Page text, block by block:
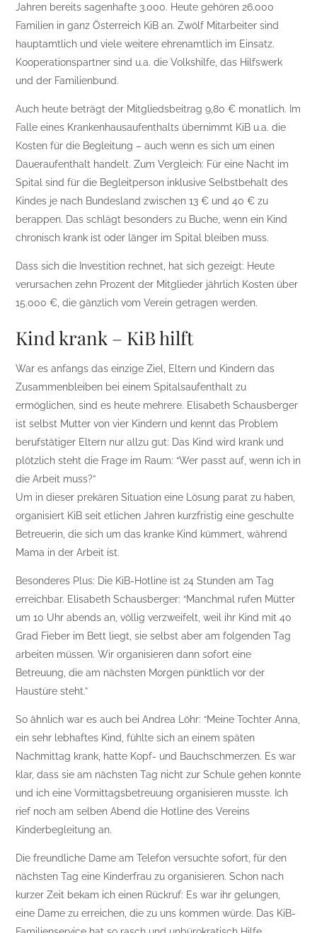
Jahren bereits sagenhafte 3.000. Heute gehören 26.000
Familien in ganz Österreich KiB an. Zwölf Mitarbeiter sind
hauptamtlich und viele weitere ehrenamtlich im Einsatz.
Kooperationspartner sind u.a. die Volkshilfe, das Hilfswerk
und der Familienbund.
Auch heute beträgt der Mitgliedsbeitrag 9,80 € monatlich. Im
Falle eines Krankenhausaufenthalts übernimmt KiB u.a. die
Kosten für die Begleitung – auch wenn es sich um einen
Daueraufenthalt handelt. Zum Vergleich: Für eine Nacht im
Spital sind für die Begleitperson inklusive Selbstbehalt des
Kindes je nach Bundesland zwischen 13 € und 40 € zu
berappen. Das schlägt besonders zu Buche, wenn ein Kind
chronisch krank ist oder länger im Spital bleiben muss.
Dass sich die Investition rechnet, hat sich gezeigt: Heute
verursachen zehn Prozent der Mitglieder jährlich Kosten über
15.000 €, die gänzlich vom Verein getragen werden.
Kind krank – KiB hilft
War es anfangs das einzige Ziel, Eltern und Kindern das
Zusammenbleiben bei einem Spitalsaufenthalt zu
ermöglichen, sind es heute mehrere. Elisabeth Schausberger
ist selbst Mutter von vier Kindern und kennt das Problem
berufstätiger Eltern nur allzu gut: Das Kind wird krank und
plötzlich steht die Frage im Raum: “Wer passt auf, wenn ich in
die Arbeit muss?”
Um in dieser prekären Situation eine Lösung parat zu haben,
organisiert KiB seit etlichen Jahren kurzfristig eine geschulte
Betreuerin, die sich um das kranke Kind kümmert, während
Mama in der Arbeit ist.
Besonderes Plus: Die KiB-Hotline ist 24 Stunden am Tag
erreichbar. Elisabeth Schausberger: “Manchmal rufen Mütter
um 10 Uhr abends an, völlig verzweifelt, weil ihr Kind mit 40
Grad Fieber im Bett liegt, sie selbst aber am folgenden Tag
arbeiten müssen. Wir organisieren dann sofort eine
Betreuung, die am nächsten Morgen pünktlich vor der
Haustüre steht.”
So ähnlich war es auch bei Andrea Löhr: “Meine Tochter Anna,
ein sehr lebhaftes Kind, fühlte sich an einem späten
Nachmittag krank, hatte Kopf- und Bauchschmerzen. Es war
klar, dass sie am nächsten Tag nicht zur Schule gehen konnte
und ich eine Vormittagsbetreuung organisieren musste. Ich
rief noch am selben Abend die Hotline des Vereins
Kinderbegleitung an.
Die freundliche Dame am Telefon versuchte sofort, für den
nächsten Tag eine Kinderfrau zu organisieren. Schon nach
kurzer Zeit bekam ich einen Rückruf: Es war ihr gelungen,
eine Dame zu erreichen, die zu uns kommen würde. Das KiB-